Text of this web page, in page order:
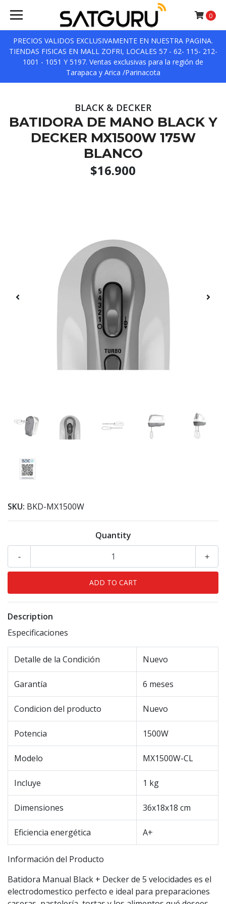
PRECIOS VALIDOS EXCLUSIVAMENTE EN NUESTRA PAGINA.
TIENDAS FISICAS EN MALL ZOFRI, LOCALES 57 - 62- 115- 212-
1001 - 1051 Y 5197. Ventas exclusivas para la región de
Tarapaca y Arica /Parinacota
0
BLACK & DECKER
BATIDORA DE MANO BLACK Y
DECKER MX1500W 175W
BLANCO
$16.900
SKU: BKD-MX1500W
Quantity
+
-
Description
Especificaciones
Detalle de la Condición Nuevo
Garantía 6 meses
Condicion del producto Nuevo
Potencia 1500W
Modelo MX1500W-CL
Incluye 1 kg
Dimensiones 36x18x18 cm
Eficiencia energética A+
Información del Producto
Batidora Manual Black + Decker de 5 velocidades es el
electrodomestico perfecto e ideal para preparaciones